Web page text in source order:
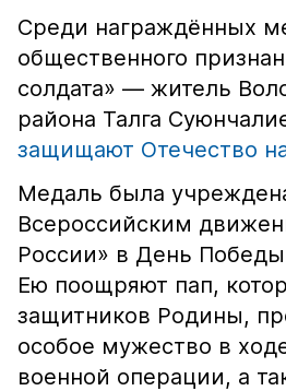
Среди награждённых
общественного
солдата» — житель
района Талга
защищают Отечество
Медаль была
Всероссийским
России» в День Победы
Ею поощряют пап,
защитников Родины,
особое мужество в
военной операции, а